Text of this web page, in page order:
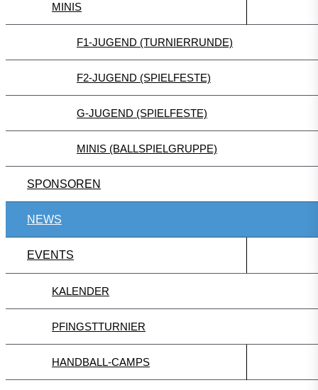
MINIS
F1-JUGEND (TURNIERRUNDE)
F2-JUGEND (SPIELFESTE)
G-JUGEND (SPIELFESTE)
MINIS (BALLSPIELGRUPPE)
SPONSOREN
NEWS
EVENTS
KALENDER
PFINGSTTURNIER
HANDBALL-CAMPS